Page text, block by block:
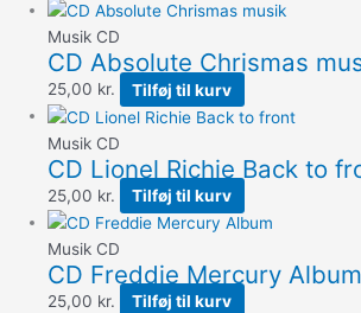
Musik CD
CD Absolute Chrismas
25,00 kr. Tilføj til kurv
Musik CD
CD Lionel Richie Back to
25,00 kr. Tilføj til kurv
Musik CD
CD Freddie Mercury Album
25,00 kr. Tilføj til kurv